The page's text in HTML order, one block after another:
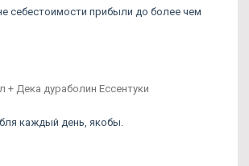
себестоимости прибыли до более чем
Дека дураболин Ессентуки
каждый день, якобы.